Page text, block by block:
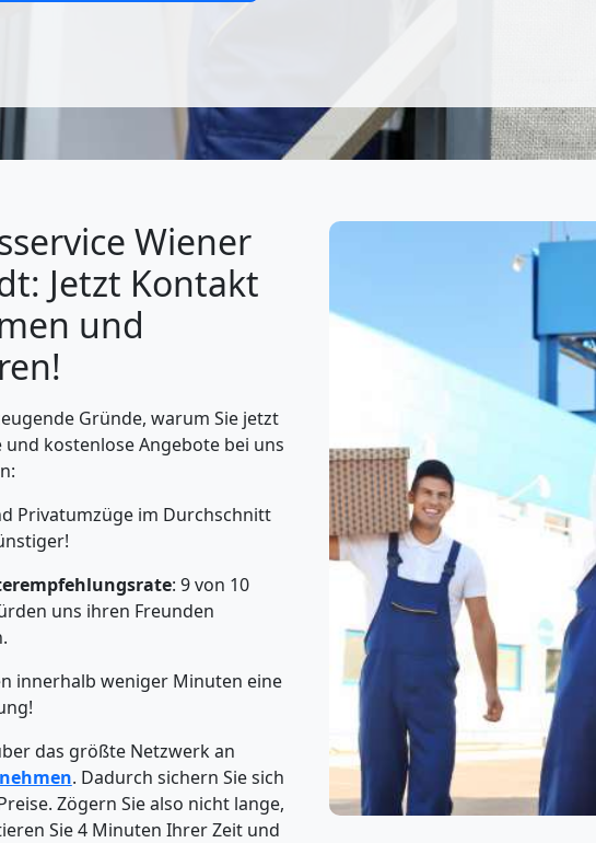
Wiener
Jetzt Kontakt
und
Gründe, warum Sie jetzt
kostenlose Angebote bei uns
Privatumzüge im Durchschnitt
: 9 von 10
uns ihren Freunden
innerhalb weniger Minuten eine
das größte Netzwerk an
. Dadurch sichern Sie sich
Zögern Sie also nicht lange,
Sie 4 Minuten Ihrer Zeit und